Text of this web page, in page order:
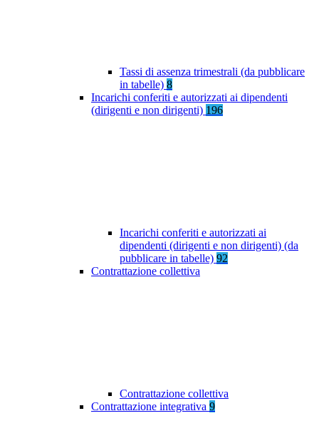
Tassi di assenza trimestrali (da pubblicare
in tabelle) 8
Incarichi conferiti e autorizzati ai dipendenti
(dirigenti e non dirigenti) 196
Incarichi conferiti e autorizzati ai
dipendenti (dirigenti e non dirigenti) (da
pubblicare in tabelle) 92
Contrattazione collettiva
Contrattazione collettiva
Contrattazione integrativa 9